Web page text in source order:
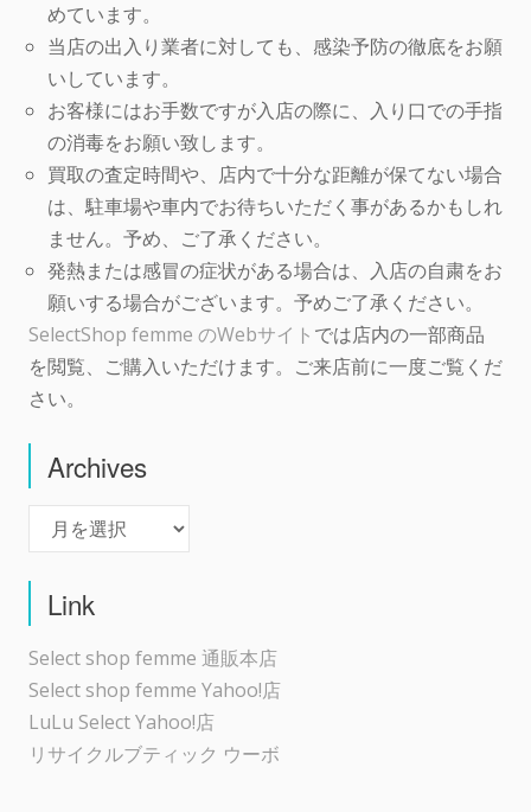
めています。
当店の出入り業者に対しても、感染予防の徹底をお願
いしています。
お客様にはお手数ですが入店の際に、入り口での手指
の消毒をお願い致します。
買取の査定時間や、店内で十分な距離が保てない場合
は、駐車場や車内でお待ちいただく事があるかもしれ
ません。予め、ご了承ください。
発熱または感冒の症状がある場合は、入店の自粛をお
願いする場合がございます。予めご了承ください。
SelectShop femme のWebサイト では店内の一部商品
を閲覧、ご購入いただけます。ご来店前に一度ご覧くだ
さい。
Archives
Link
Select shop femme 通販本店
Select shop femme Yahoo!店
LuLu Select Yahoo!店
リサイクルブティック ウーボ